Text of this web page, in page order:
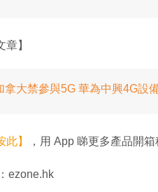
章】
拿大禁參與5G 華為中興4G設
此】 ，用 App 睇更多產品開
ezone.hk